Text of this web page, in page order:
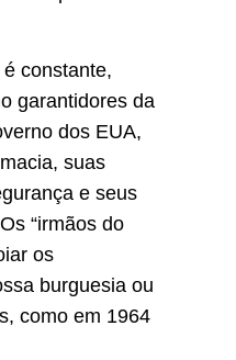
constante,
garantidores da
dos EUA,
suas
e seus
“irmãos do
os
burguesia ou
como em 1964